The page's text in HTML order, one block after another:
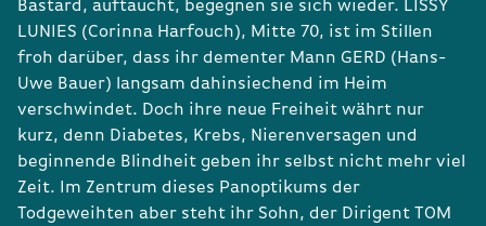
Bastard, auftaucht, begegnen sie sich wieder. LISSY
LUNIES (Corinna Harfouch), Mitte 70, ist im Stillen
froh darüber, dass ihr dementer Mann GERD (Hans-
Uwe Bauer) langsam dahinsiechend im Heim
verschwindet. Doch ihre neue Freiheit währt nur
kurz, denn Diabetes, Krebs, Nierenversagen und
beginnende Blindheit geben ihr selbst nicht mehr viel
Zeit. Im Zentrum dieses Panoptikums der
Todgeweihten aber steht ihr Sohn, der Dirigent TOM